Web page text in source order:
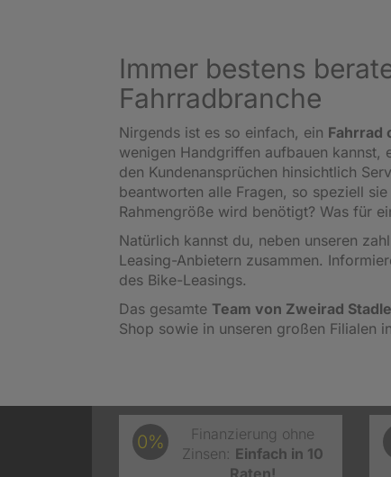
Immer bestens
Fahrradbranche
Nirgends ist es so einfach, ein Fahrrad
wenigen Handgriffen aufbauen kannst,
den Kundenansprüchen hinsichtlich
beantworten alle Fragen, so speziell
Rahmengröße wird benötigt? Was für
Natürlich kannst du, neben unseren
Leasing-Anbietern zusammen.
des Bike-Leasings.
Das gesamte Team von Zweirad
Shop sowie in unseren großen Filialen
0%
Finanzierung ohne
Zinsen: Einfach in 10
Raten!